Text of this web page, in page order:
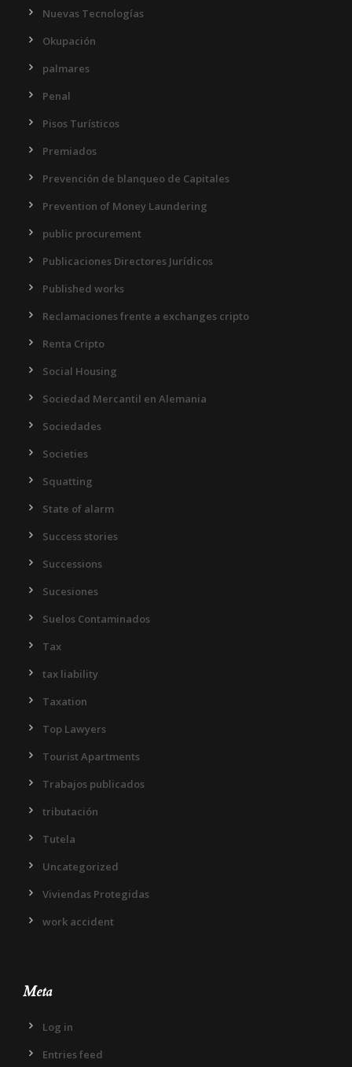
Nuevas Tecnologías
Okupación
palmares
Penal
Pisos Turísticos
Premiados
Prevención de blanqueo de Capitales
Prevention of Money Laundering
public procurement
Publicaciones Directores Jurídicos
Published works
Reclamaciones frente a exchanges cripto
Renta Cripto
Social Housing
Sociedad Mercantil en Alemania
Sociedades
Societies
Squatting
State of alarm
Success stories
Successions
Sucesiones
Suelos Contaminados
Tax
tax liability
Taxation
Top Lawyers
Tourist Apartments
Trabajos publicados
tributación
Tutela
Uncategorized
Viviendas Protegidas
work accident
Meta
Log in
Entries feed